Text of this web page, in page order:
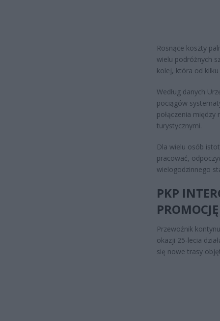
Rosnące koszty
wielu podróżnych
kolej, która od
Według danych
pociągów
połączenia
turystycznymi.
Dla wielu osób
pracować,
wielogodzinnego
PKP
PROMOCJĘ
Przewoźnik
okazji 25-lecia
się nowe trasy